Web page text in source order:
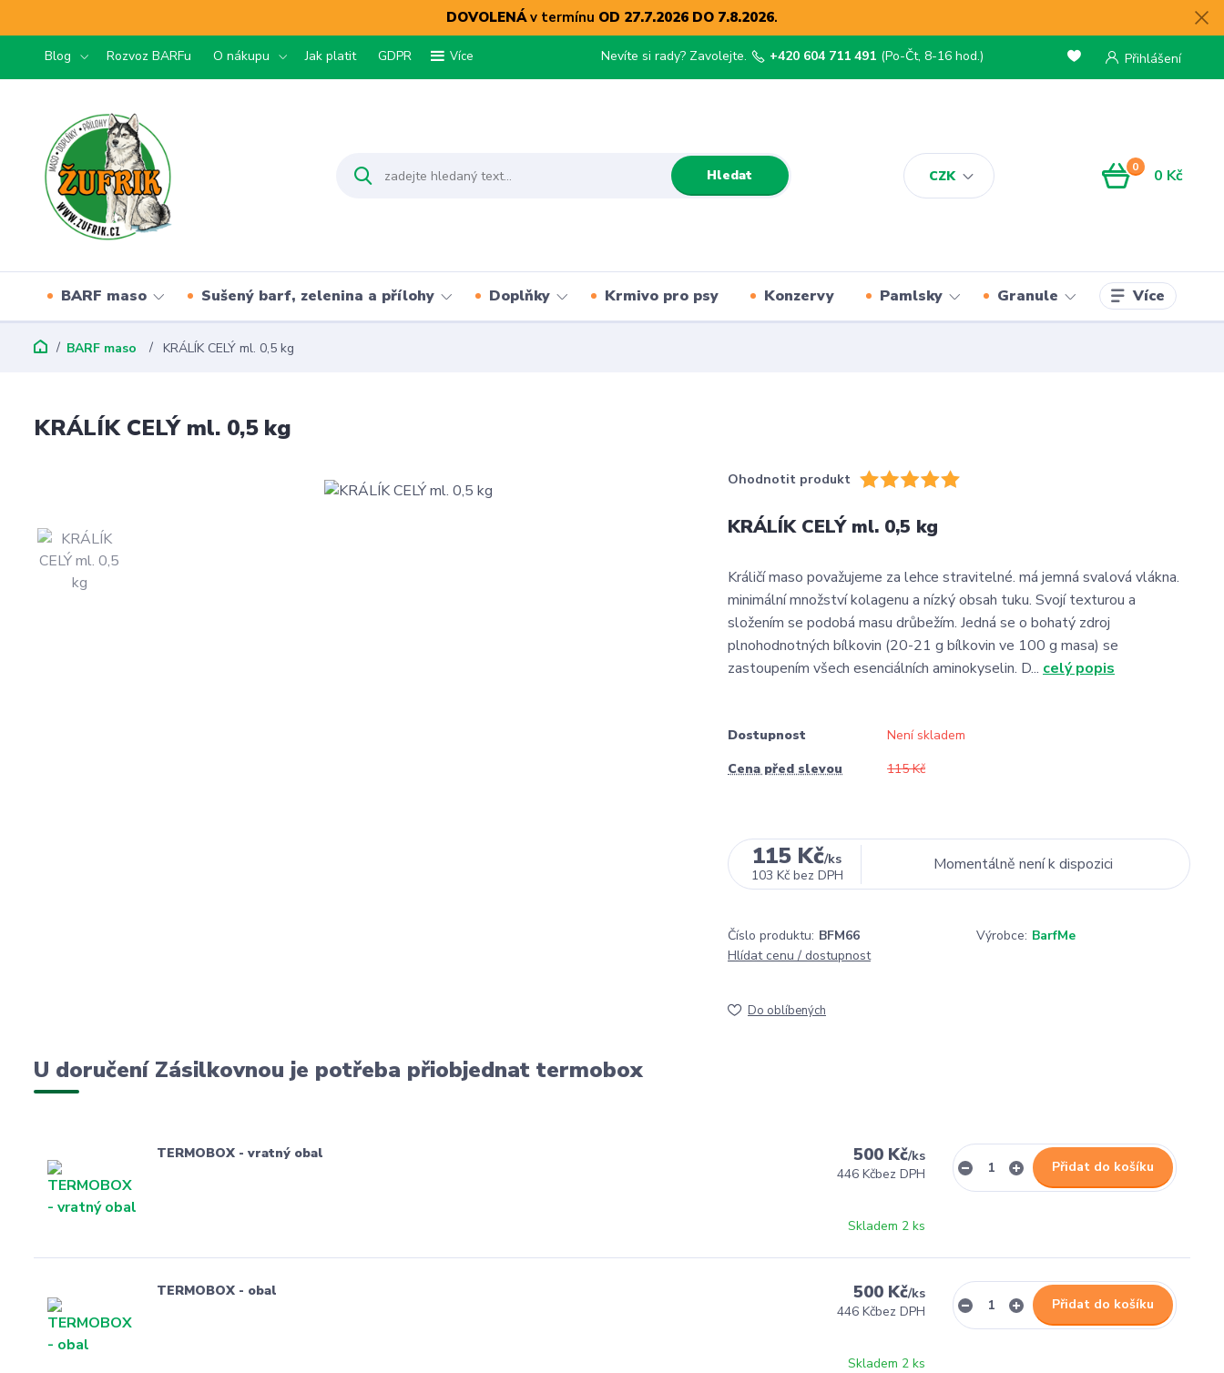
DOVOLENÁv termínu OD 27.7.2026 DO 7.8.2026.
Blog Rozvoz BARFu O nákupu Jak platit GDPR Více
CZK
Přihlášení
Hledat
Nevíte si rady? Zavolejte. +420 604 711 491 (Po-Čt, 8-16 hod.)
0 0 Kč
BARF maso Sušený barf, zelenina a přílohy Doplňky Krmivo pro psy Konzervy Pamlsky Granule Více
BARF maso KRÁLÍK CELÝ ml. 0,5 kg
KRÁLÍK CELÝ ml. 0,5 kg
Ohodnotit produkt
KRÁLÍK CELÝ ml. 0,5 kg
Králičí maso považujeme za lehce stravitelné. má jemná svalová vlákna.
minimální množství kolagenu a nízký obsah tuku. Svojí texturou a
složením se podobá masu drůbežím. Jedná se o bohatý zdroj
plnohodnotných bílkovin (20-21 g bílkovin ve 100 g masa) se
zastoupením všech esenciálních aminokyselin. D... celý popis
Dostupnost
Není skladem
Cena před slevou
115 Kč
115 Kč/ks
103 Kč bez DPH
Momentálně není k dispozici
Číslo produktu: BFM66 Výrobce: BarfMe
Hlídat cenu / dostupnost
Do oblíbených
U doručení Zásilkovnou je potřeba přiobjednat termobox
TERMOBOX - vratný obal 500 Kč/ks
446 Kčbez DPH
Skladem 2 ks
Přidat do košíku
TERMOBOX - obal 500 Kč/ks
446 Kčbez DPH
Skladem 2 ks
Přidat do košíku